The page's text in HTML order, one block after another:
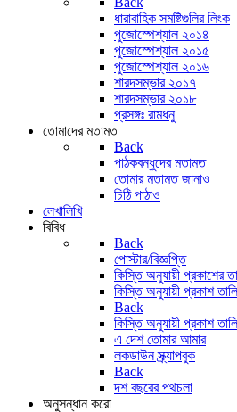
ধারাবাহিক সমষ্টিগুলির লিংক
পুজোস্পেশ্যাল ২০১৪
পুজোস্পেশ্যাল ২০১৫
পুজোস্পেশ্যাল ২০১৬
শারদসম্ভার ২০১৭
শারদসম্ভার ২০১৮
প্রসঙ্গঃ রামধনু
তোমাদের মতামত
Back
পাঠকবন্ধুদের মতামত
তোমার মতামত জানাও
চিঠি পাঠাও
লেখালিখি
বিবিধ
Back
পোস্টার/বিজ্ঞপ্তি
কিস্তি অনুযায়ী প্রকাশের
কিস্তি অনুযায়ী প্রকাশ
Back
কিস্তি অনুযায়ী প্রকাশ
এ দেশ তোমার আমার
লকডাউন স্ক্র্যাপবুক
Back
দশ বছরের পথচলা
অনুসন্ধান করো